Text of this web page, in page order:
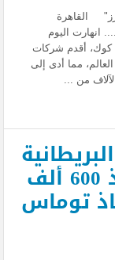
القاهرة
انهارت اليوم
كوك، أقدم شركات
مما أدى إلى
من ...
تضع خطط طوارئ لانقاذ 600 ألف
توماس